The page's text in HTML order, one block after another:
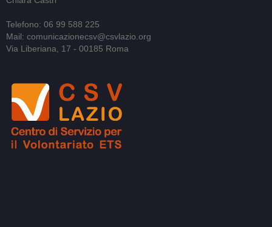
Telefono: 06 99 588 225
Mail: comunicazionecsv@csvlazio.org
Via Liberiana, 17 - 00185 Roma